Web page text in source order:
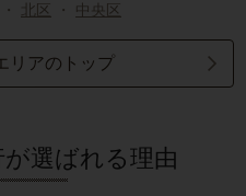
・ 北区 ・ 中央区
リアのトップ
選ばれる理由